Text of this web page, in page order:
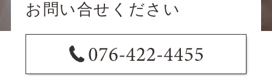
お問い合せください